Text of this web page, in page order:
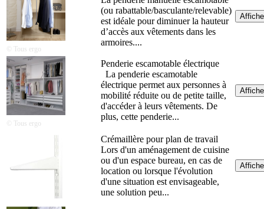
© Tous ergo
(ou rabattable/basculante/relevable)
est idéale pour diminuer la hauteur
d’accès aux vêtements dans les
armoires....
© Tous ergo
Penderie escamotable électrique
La penderie escamotable
électrique permet aux personnes à
mobilité réduite ou de petite taille,
d'accéder à leurs vêtements. De
plus, cette penderie...
Crémaillère pour plan de travail
Lors d'un aménagement de cuisine
ou d'un espace bureau, en cas de
location ou lorsque l'évolution
d'une situation est envisageable,
une solution peu...